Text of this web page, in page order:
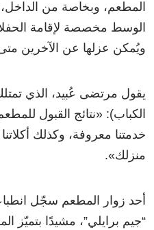
المطعم، وبخاصة من
الوسط مخصصة لإقامة
ويُمكن عزلها عن الآخرين
يقول مرتضى عُبيد، الذي
الكباب): «نتائج القبول
خدمتنا معروفة، وكذلك
منزلك».
أحد زوار المطعم سجّل
“جيم برايلي”، مشيدًا